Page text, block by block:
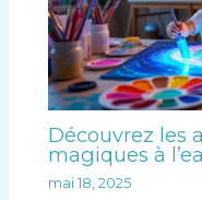
Découvrez les
magiques à
mai 18, 2025